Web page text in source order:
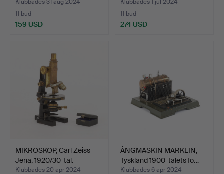
talets se…
Klubbades 31 aug 2024
11 bud
159 USD
Klubbades 1 jul 2024
11 bud
274 USD
MIKROSKOP, Carl Zeiss
Jena, 1920/30-tal.
Klubbades 20 apr 2024
ÅNGMASKIN MÄRKLIN,
Tyskland 1900-talets fö…
Klubbades 6 apr 2024